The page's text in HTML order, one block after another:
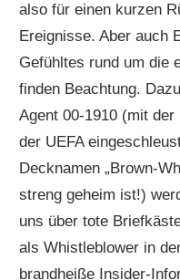
also für einen kurzen
Ereignisse. Aber auch
Gefühltes rund um die
finden Beachtung.
Agent 00-1910 (mit
der UEFA
Decknamen „Brown-
streng geheim ist!)
uns über tote
als Whistleblower in
brandheiße Insider-